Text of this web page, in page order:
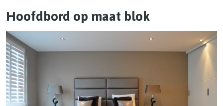
Hoofdbord op maat blok